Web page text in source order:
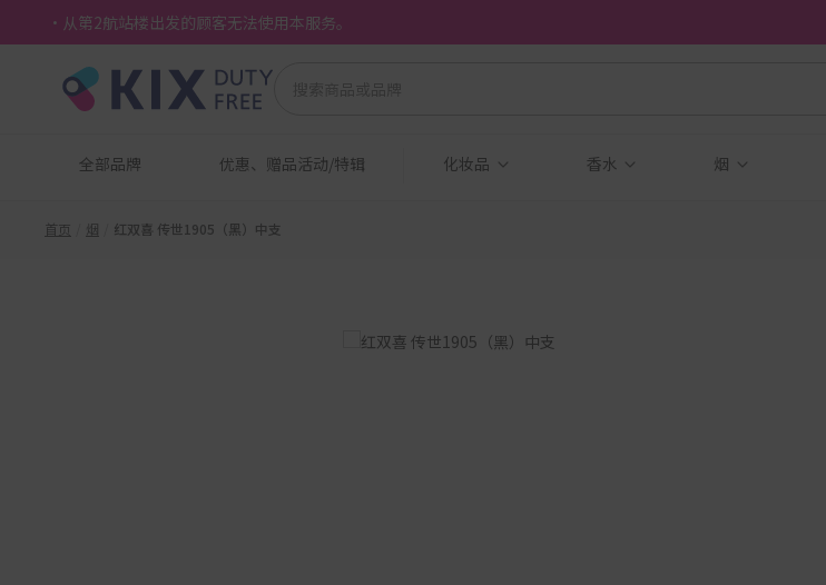
・从第2航站楼出发的顾客无法使用本服务。
全部品牌 优惠、赠品活动/特辑 化妆品 香水 烟
首页 烟 红双喜 传世1905（黑）中支